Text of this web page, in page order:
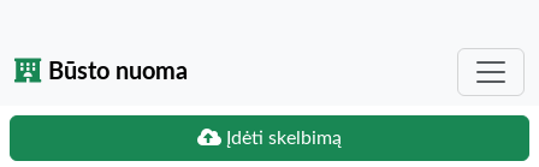
Būsto nuoma
Įdėti skelbimą